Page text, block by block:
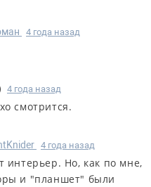
4 года назад
4 года назад
смотрится.
4 года назад
интерьер. Но, как по мне,
и "планшет" были